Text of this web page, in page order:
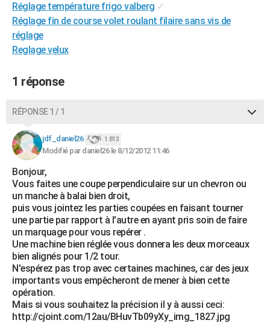
GUIDES D'ACHAT
BONS PLANS
Carte de Noël
Carte Bonne année
Carte Saint-Valentin
Carte Pâques
Carte d'anniversaire
DICTIONNAIRE
Dictionnaire
Biographies
Citations
Expressions
Proverbes
PROGRAMME TV
COPAINS D'AVANT
S'inscrire
Se connecter
Lycées
Collèges
Primaires
Universités
Entreprises
Service militaire
Avis de recherche
AVIS DE DÉCÈS
FORUM
Bricolage
Lifestyle
Culture
Sport
Auto
Television
Voyage
Cinema
Réglage température frigo valberg ✓
Réglage fin de course volet roulant filaire sans vis de
réglage
Reglage velux
1 réponse
RÉPONSE 1 / 1
jdf_daniel26 1 813
Modifié par daniel26 le 8/12/2012 11:46
Bonjour,
Vous faites une coupe perpendiculaire sur un chevron ou
un manche à balai bien droit,
puis vous jointez les parties coupées en faisant tourner
une partie par rapport à l'autre en ayant pris soin de faire
un marquage pour vous repérer .
Une machine bien réglée vous donnera les deux morceaux
bien alignés pour 1/2 tour.
N'espérez pas trop avec certaines machines, car des jeux
importants vous empêcheront de mener à bien cette
opération.
Mais si vous souhaitez la précision il y à aussi ceci:
http://cjoint.com/12au/BHuvTb09yXy_img_1827.jpg